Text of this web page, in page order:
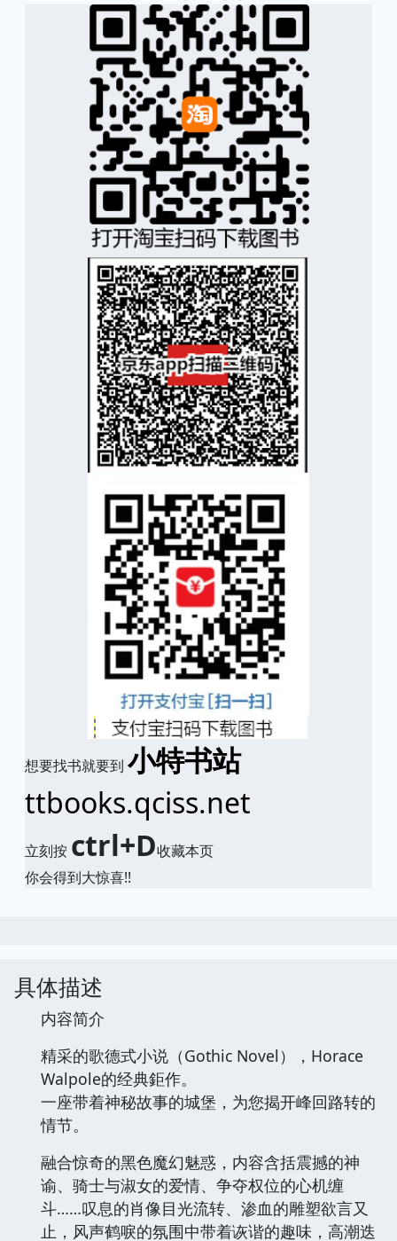
想要找书就要到 小特书站
ttbooks.qciss.net
立刻按 ctrl+D收藏本页
你会得到大惊喜!!
具体描述
内容简介
精采的歌德式小说（Gothic Novel），Horace
Walpole的经典鉅作。
一座带着神秘故事的城堡，为您揭开峰回路转的
情节。
融合惊奇的黑色魔幻魅惑，内容含括震撼的神
谕、骑士与淑女的爱情、争夺权位的心机缠
斗……叹息的肖像目光流转、渗血的雕塑欲言又
止，风声鹤唳的氛围中带着诙谐的趣味，高潮迭